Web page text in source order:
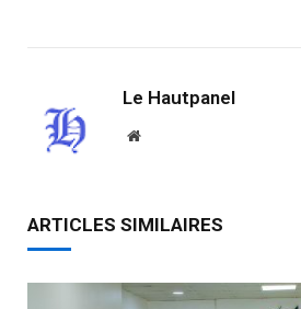
Le Hautpanel
Website
ARTICLES SIMILAIRES